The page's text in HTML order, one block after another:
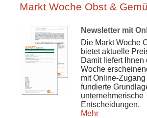
Markt Woche Obst &
Newsletter mit
Die Markt Woche
bietet aktuelle
Damit liefert Ihnen
Woche
mit Online-
fundierte
unternehmerische
Entscheidungen.
Mehr